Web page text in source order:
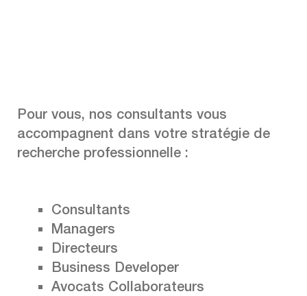
Pour vous, nos consultants vous
accompagnent dans votre stratégie de
recherche professionnelle :
Consultants
Managers
Directeurs
Business Developer
Avocats Collaborateurs